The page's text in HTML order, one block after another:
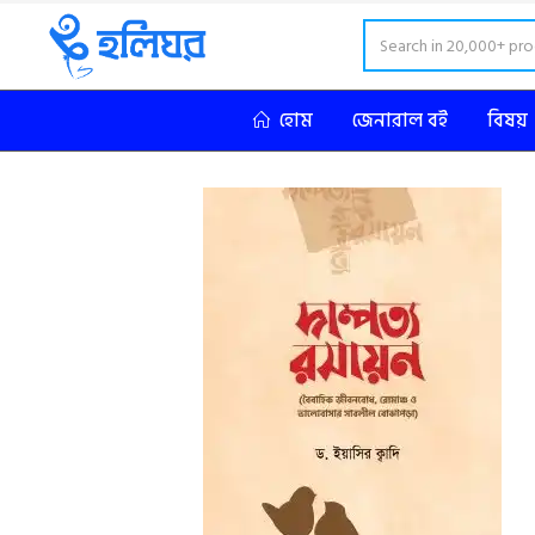
হোম জেনারাল বই বিষয়